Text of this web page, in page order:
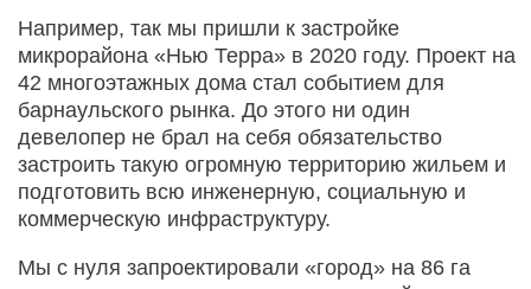
Например, так мы пришли к застройке
микрорайона «Нью Терра» в 2020 году. Проект на
42 многоэтажных дома стал событием для
барнаульского рынка. До этого ни один
девелопер не брал на себя обязательство
застроить такую огромную территорию жильем и
подготовить всю инженерную, социальную и
коммерческую инфраструктуру.
Мы с нуля запроектировали «город» на 86 га